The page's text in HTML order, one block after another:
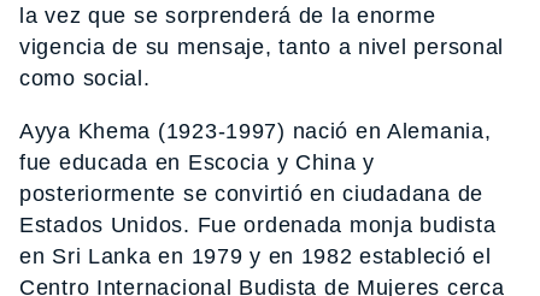
la vez que se sorprenderá de la enorme
vigencia de su mensaje, tanto a nivel personal
como social.
Ayya Khema (1923-1997) nació en Alemania,
fue educada en Escocia y China y
posteriormente se convirtió en ciudadana de
Estados Unidos. Fue ordenada monja budista
en Sri Lanka en 1979 y en 1982 estableció el
Centro Internacional Budista de Mujeres cerca